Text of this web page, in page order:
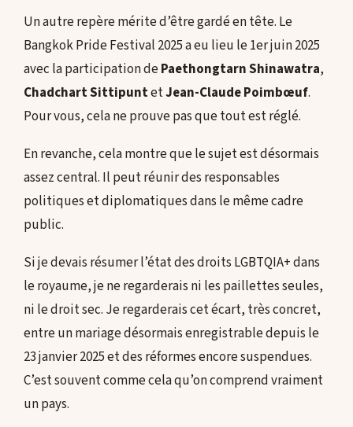
Un autre repère mérite d’être gardé en tête. Le
Bangkok Pride Festival 2025 a eu lieu le 1er juin 2025
avec la participation dePaethongtarn Shinawatra,
Chadchart SittipuntetJean-Claude Poimbœuf.
Pour vous, cela ne prouve pas que tout est réglé.
En revanche, cela montre que le sujet est désormais
assez central. Il peut réunir des responsables
politiques et diplomatiques dans le même cadre
public.
Si je devais résumer l’état des droits LGBTQIA+ dans
le royaume, je ne regarderais ni les paillettes seules,
ni le droit sec. Je regarderais cet écart, très concret,
entre un mariage désormais enregistrable depuis le
23 janvier 2025 et des réformes encore suspendues.
C’est souvent comme cela qu’on comprend vraiment
un pays.